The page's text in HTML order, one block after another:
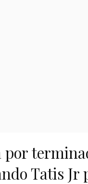
por
Tatis Jr